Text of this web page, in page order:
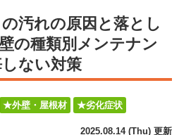
汚れの原因と落とし
の種類別メンテナン
ない対策
★外壁・屋根材 ★劣化症状
2025.08.14 (Thu) 更新